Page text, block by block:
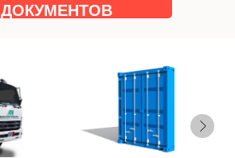
ДОКУМЕНТОВ